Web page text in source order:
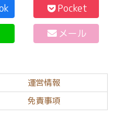
Pocket
メール
運営情報
免責事項